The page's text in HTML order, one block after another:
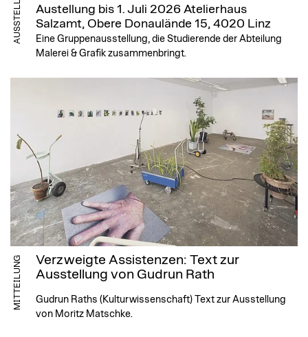
Austellung bis 1. Juli 2026 Atelierhaus
Salzamt, Obere Donaulände 15, 4020 Linz
Eine Gruppenausstellung, die Studierende der Abteilung
Malerei & Grafik zusammenbringt.
MITTEILUNG
Verzweigte Assistenzen: Text zur
Ausstellung von Gudrun Rath
Gudrun Raths (Kulturwissenschaft) Text zur Ausstellung
von Moritz Matschke.